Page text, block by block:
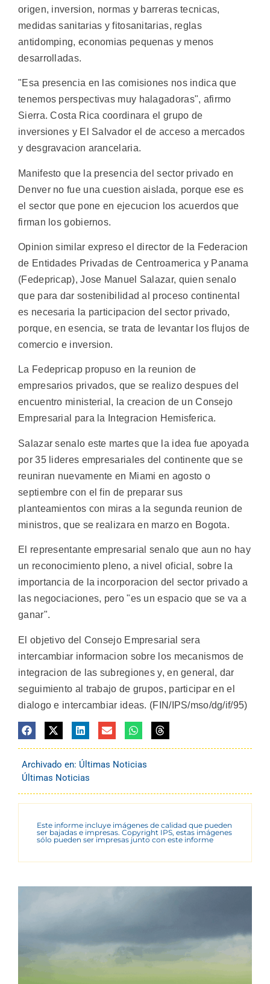
origen, inversion, normas y barreras tecnicas,
medidas sanitarias y fitosanitarias, reglas
antidomping, economias pequenas y menos
desarrolladas.
"Esa presencia en las comisiones nos indica que
tenemos perspectivas muy halagadoras", afirmo
Sierra. Costa Rica coordinara el grupo de
inversiones y El Salvador el de acceso a mercados
y desgravacion arancelaria.
Manifesto que la presencia del sector privado en
Denver no fue una cuestion aislada, porque ese es
el sector que pone en ejecucion los acuerdos que
firman los gobiernos.
Opinion similar expreso el director de la Federacion
de Entidades Privadas de Centroamerica y Panama
(Fedepricap), Jose Manuel Salazar, quien senalo
que para dar sostenibilidad al proceso continental
es necesaria la participacion del sector privado,
porque, en esencia, se trata de levantar los flujos de
comercio e inversion.
La Fedepricap propuso en la reunion de
empresarios privados, que se realizo despues del
encuentro ministerial, la creacion de un Consejo
Empresarial para la Integracion Hemisferica.
Salazar senalo este martes que la idea fue apoyada
por 35 lideres empresariales del continente que se
reuniran nuevamente en Miami en agosto o
septiembre con el fin de preparar sus
planteamientos con miras a la segunda reunion de
ministros, que se realizara en marzo en Bogota.
El representante empresarial senalo que aun no hay
un reconocimiento pleno, a nivel oficial, sobre la
importancia de la incorporacion del sector privado a
las negociaciones, pero "es un espacio que se va a
ganar".
El objetivo del Consejo Empresarial sera
intercambiar informacion sobre los mecanismos de
integracion de las subregiones y, en general, dar
seguimiento al trabajo de grupos, participar en el
dialogo e intercambiar ideas. (FIN/IPS/mso/dg/if/95)
Archivado en: Últimas Noticias
Últimas Noticias
Este informe incluye imágenes de calidad que pueden
ser bajadas e impresas. Copyright IPS, estas imágenes
sólo pueden ser impresas junto con este informe